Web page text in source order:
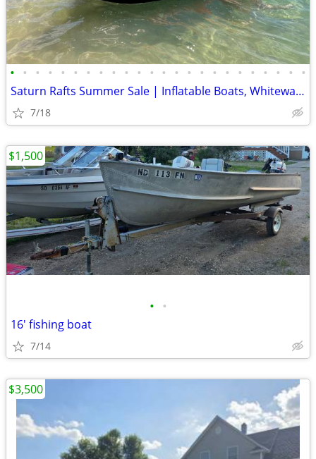
• • • • • • • • • • • • • • • • • • • • • • • •
Saturn Rafts Summer Sale | Inflatable Boats, Whitewater Rafts, Kayaks
7/18
• •
16' fishing boat
7/14
$1,500
$3,500